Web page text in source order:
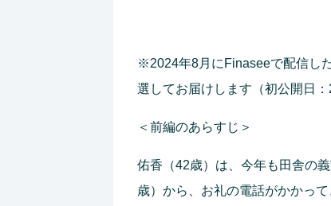
※2024年8月にFinaseeで配信し
選してお届けします（初公開日：
＜前編のあらすじ＞
佑香（42歳）は、今年も田舎の
歳）から、お礼の電話がかかっ